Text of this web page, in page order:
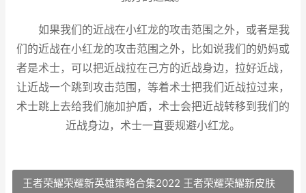
如果我们的近战在小红龙的攻击范围之外，或者是我
们的近战在小红龙的攻击范围之外，比如说我们的奶妈或
者是术士，可以把近战拉在己方的近战身边，拉好近战，
让近战一个跳到攻击范围，等着术士把我们近战拉过来，
术士跳上去给我们施加护盾，术士会把近战转移到我们的
近战身边，术士一直要规避小红龙。
王者荣耀荣耀新英雄策略合集2022 王者荣耀荣耀新皮肤